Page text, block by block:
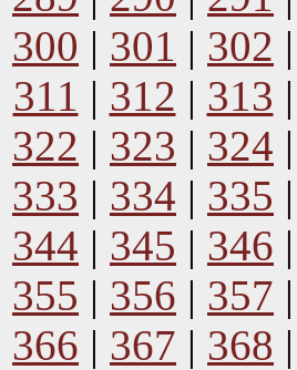
300 | 301 | 302 |
311 | 312 | 313 |
322 | 323 | 324 |
333 | 334 | 335 |
344 | 345 | 346 |
355 | 356 | 357 |
366 | 367 | 368 |